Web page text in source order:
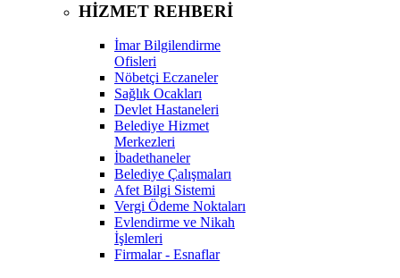
HİZMET REHBERİ
İmar Bilgilendirme
Ofisleri
Nöbetçi Eczaneler
Sağlık Ocakları
Devlet Hastaneleri
Belediye Hizmet
Merkezleri
İbadethaneler
Belediye Çalışmaları
Afet Bilgi Sistemi
Vergi Ödeme Noktaları
Evlendirme ve Nikah
İşlemleri
Firmalar - Esnaflar